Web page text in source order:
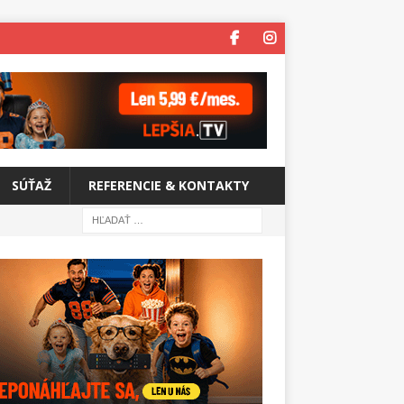
SÚŤAŽ REFERENCIE & KONTAKTY